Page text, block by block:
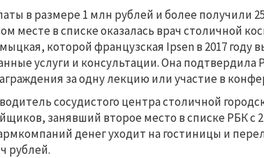
в размере 1 млн рублей и более получили
месте в списке оказалась врач столичной
которой французская Ipsen в 2017
услуги и консультации. Она
за одну лекцию или участие в
сосудистого центра столичной
занявший второе место в списке РБК
денег уходит на гостиницы и
рублей.